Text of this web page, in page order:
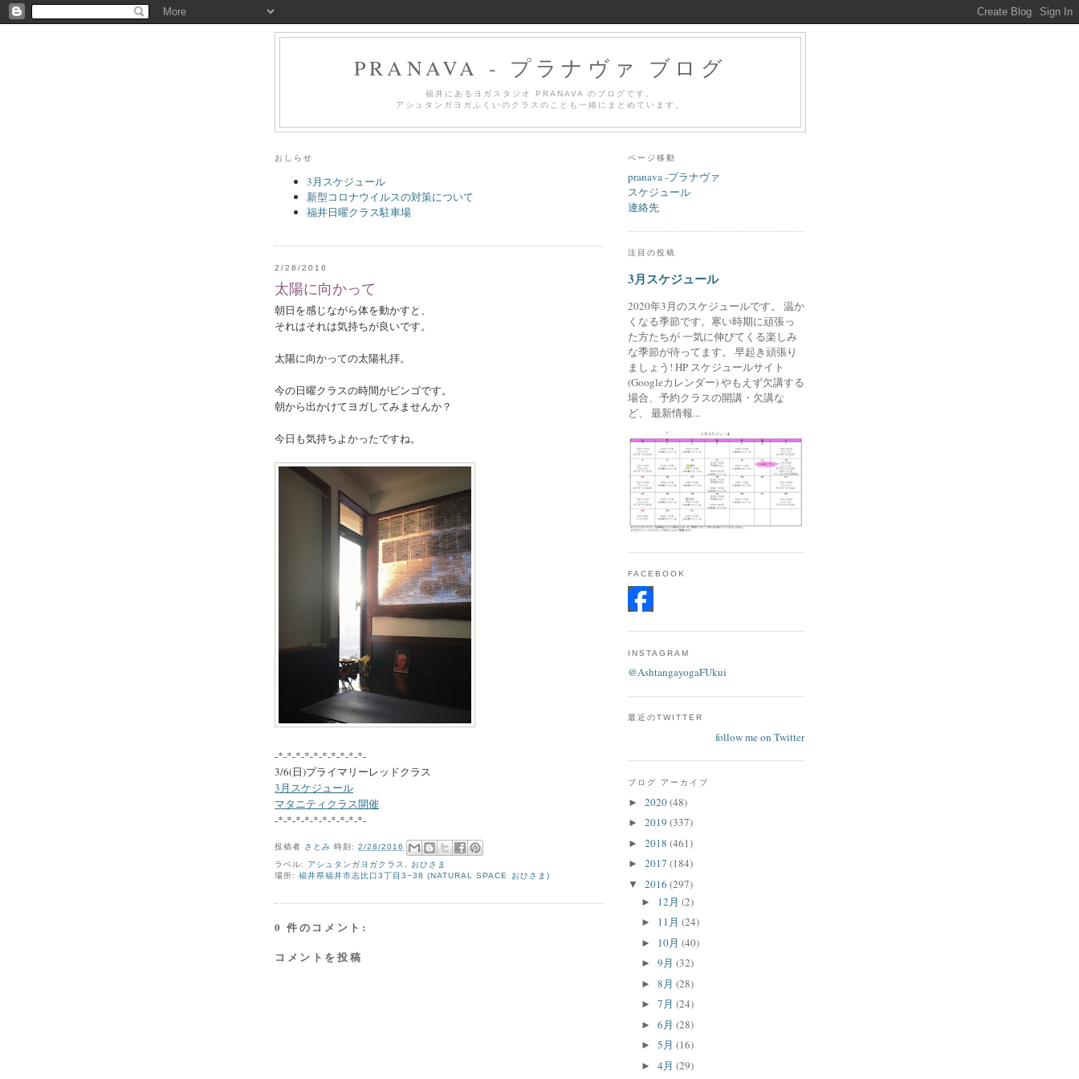
PRANAVA - プラナヴァ ブログ
福井にあるヨガスタジオ PRANAVA のブログです。
アシュタンガヨガふくいのクラスのことも一緒にまとめています。
おしらせ
3月スケジュール
新型コロナウイルスの対策について
福井日曜クラス駐車場
2/28/2016
太陽に向かって
朝日を感じながら体を動かすと、
それはそれは気持ちが良いです。
太陽に向かっての太陽礼拝。
今の日曜クラスの時間がビンゴです。
朝から出かけてヨガしてみませんか？
今日も気持ちよかったですね。
-*-*-*-*-*-*-*-*-*-*-
3/6(日)プライマリーレッドクラス
3月スケジュール
マタニティクラス開催
-*-*-*-*-*-*-*-*-*-*-
投稿者 さとみ 時刻:2/28/2016
ラベル: アシュタンガヨガクラス
おひさま
場所:福井県福井市志比口3丁目3−38 (NATURAL SPACE おひさま)
0 件のコメント:
コメントを投稿
ページ移動
pranava -プラナヴァ
スケジュール
連絡先
注目の投稿
3月スケジュール
2020年3月のスケジュールです。 温か
くなる季節です。寒い時期に頑張っ
た方たちが 一気に伸びてくる楽しみ
な季節が待ってます。 早起き頑張り
ましょう! HP スケジュールサイト
(Googleカレンダー) やもえず欠講する
場合、予約クラスの開講・欠講な
ど、 最新情報...
FACEBOOK
INSTAGRAM
@AshtangayogaFUkui
最近のTWITTER
follow me on Twitter
ブログ アーカイブ
► 2020(48)
► 2019 (337)
► 2018 (461)
► 2017 (184)
▼ 2016 (297)
► 12月 (2)
► 11月 (24)
► 10月 (40)
► 9月 (32)
► 8月 (28)
► 7月 (24)
► 6月 (28)
► 5月 (16)
► 4月 (29)